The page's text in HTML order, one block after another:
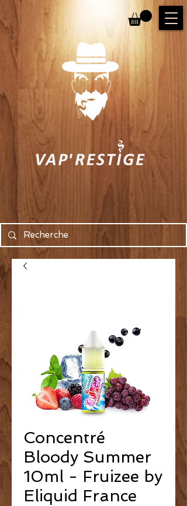
Concentré
Bloody Summer
10ml - Fruizee by
Eliquid France